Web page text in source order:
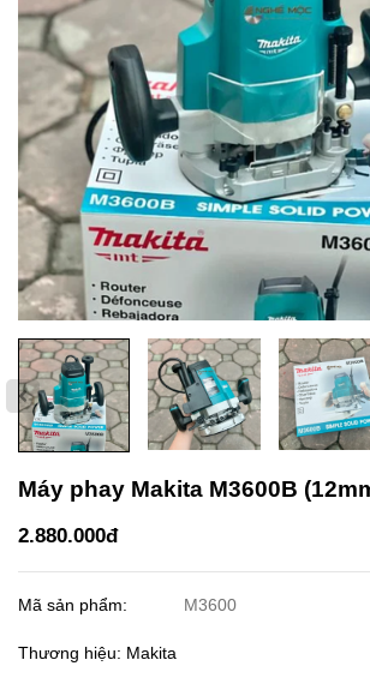
Máy phay Makita M3600B
2.880.000đ
Mã sản phẩm: M3600
Thương hiệu: Makita